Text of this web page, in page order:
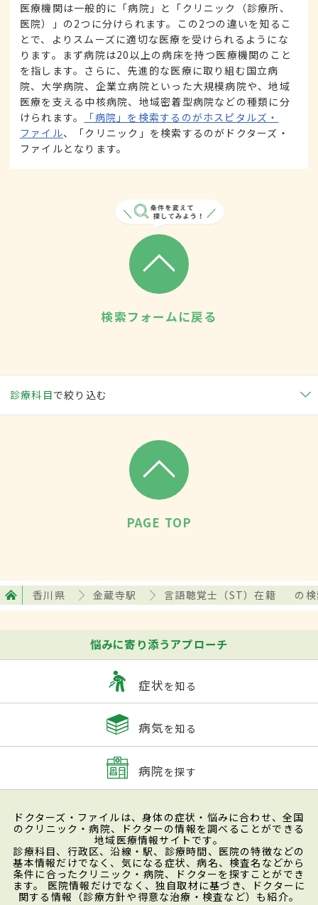
医療機関は一般的に「病院」と「クリニック（診療所、
医院）」の2つに分けられます。この2つの違いを知るこ
とで、よりスムーズに適切な医療を受けられるようにな
ります。まず病院は20以上の病床を持つ医療機関のこと
を指します。さらに、先進的な医療に取り組む国立病
院、大学病院、企業立病院といった大規模病院や、地域
医療を支える中核病院、地域密着型病院などの種類に分
けられます。
「病院」を検索するのがホスピタルズ・
ファイル、「クリニック」を検索するのがドクターズ・
ファイルとなります。
検索フォームに戻る
診療科目で絞り込む
PAGE TOP
香川県 金蔵寺駅 言語聴覚士（ST）在籍 の
悩みに寄り添うアプローチ
症状を知る
病気を知る
病院を探す
ドクターズ・ファイルは、身体の症状・悩みに合わせ、全国
のクリニック・病院、ドクターの情報を調べることができる
地域医療情報サイトです。
診療科目、行政区、沿線・駅、診療時間、医院の特徴などの
基本情報だけでなく、気になる症状、病名、検査名などから
条件に合ったクリニック・病院、ドクターを探すことができ
ます。 医院情報だけでなく、独自取材に基づき、ドクターに
関する情報（診療方針や得意な治療・検査など）も紹介。